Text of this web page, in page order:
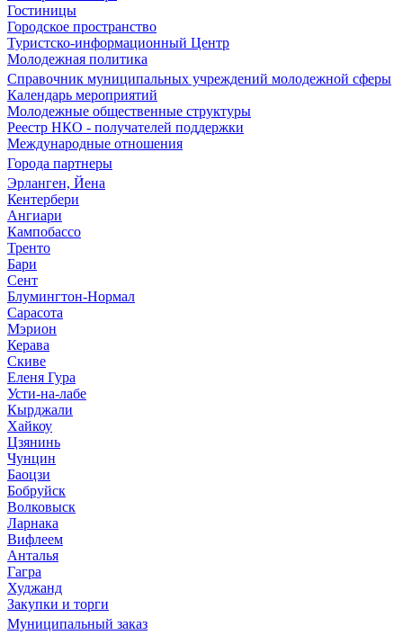
Гостиницы
Городское пространство
Туристско-информационный Центр
Молодежная политика
Справочник муниципальных учреждений молодежной сферы
Календарь мероприятий
Молодежные общественные структуры
Реестр НКО - получателей поддержки
Международные отношения
Города партнеры
Эрланген, Йена
Кентербери
Ангиари
Кампобассо
Тренто
Бари
Сент
Блумингтон-Нормал
Сарасота
Мэрион
Керава
Скиве
Еленя Гура
Усти-на-лабе
Кырджали
Хайкоу
Цзянинь
Чунцин
Баоцзи
Бобруйск
Волковыск
Ларнака
Вифлеем
Анталья
Гагра
Худжанд
Закупки и торги
Муниципальный заказ